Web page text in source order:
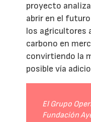
proyecto
abrir en el
los agricultores
carbono en
convirtiendo la
posible vía
El Grupo
Fundación